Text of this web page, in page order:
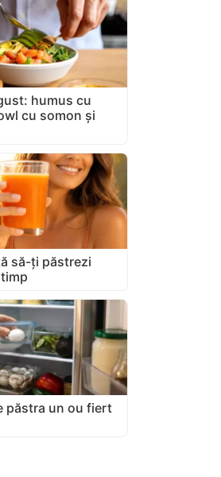
humus cu
cu somon și
să-ți păstrezi
păstra un ou fiert